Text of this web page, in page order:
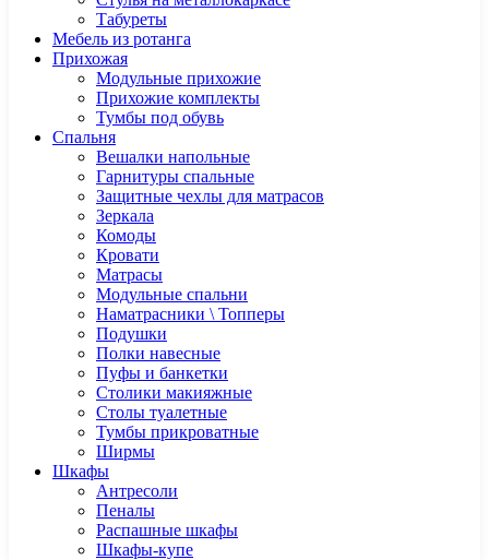
Табуреты
Мебель из ротанга
Прихожая
Модульные прихожие
Прихожие комплекты
Тумбы под обувь
Спальня
Вешалки напольные
Гарнитуры спальные
Защитные чехлы для матрасов
Зеркала
Комоды
Кровати
Матрасы
Модульные спальни
Наматрасники \ Топперы
Подушки
Полки навесные
Пуфы и банкетки
Столики макияжные
Столы туалетные
Тумбы прикроватные
Ширмы
Шкафы
Антресоли
Пеналы
Распашные шкафы
Шкафы-купе